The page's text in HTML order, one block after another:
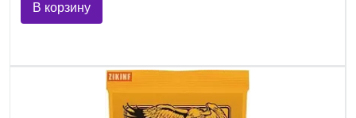
В корзину